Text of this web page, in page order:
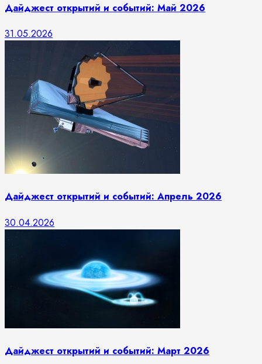
Дайджест открытий и событий: Май 2026
31.05.2026
Дайджест открытий и событий: Апрель 2026
30.04.2026
Дайджест открытий и событий: Март 2026